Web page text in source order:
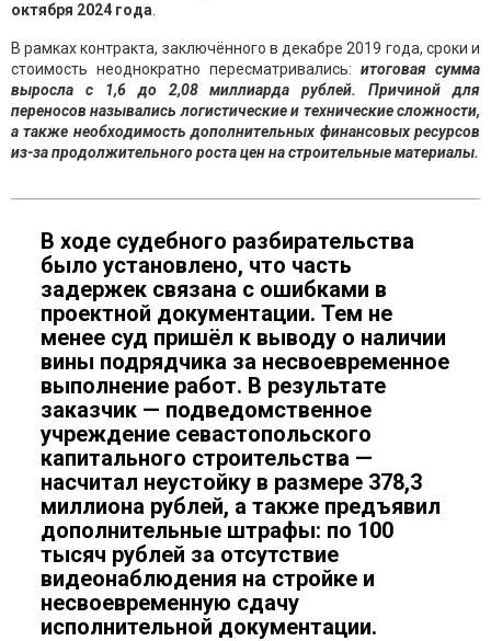
октября 2024 года
В рамках контракта, заключённого в декабре 2019 года, сроки и
стоимость неоднократно пересматривались: итоговая сумма
выросла с 1,6 до 2,08 миллиарда рублей. Причиной для
переносов назывались логистические и технические сложности,
а также необходимость дополнительных финансовых ресурсов
из-за продолжительного роста цен на строительные материалы.
В ходе судебного разбирательства
было установлено, что часть
задержек связана с ошибками в
проектной документации. Тем не
менее суд пришёл к выводу о наличии
вины подрядчика за несвоевременное
выполнение работ. В результате
заказчик — подведомственное
учреждение севастопольского
капитального строительства —
насчитал неустойку в размере 378,3
миллиона рублей, а также предъявил
дополнительные штрафы: по 100
тысяч рублей за отсутствие
видеонаблюдения на стройке и
несвоевременную сдачу
исполнительной документации.